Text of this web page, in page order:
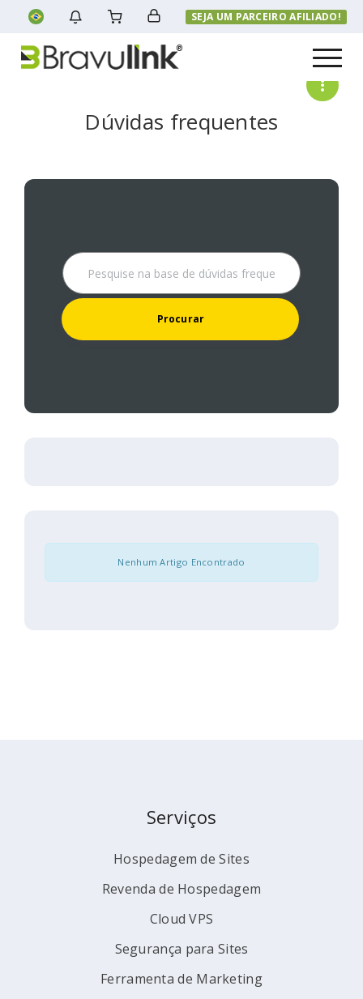
SEJA UM PARCEIRO AFILIADO!
Menu
Dúvidas frequentes
Nenhum Artigo Encontrado
Serviços
Hospedagem de Sites
Revenda de Hospedagem
Cloud VPS
Segurança para Sites
Ferramenta de Marketing